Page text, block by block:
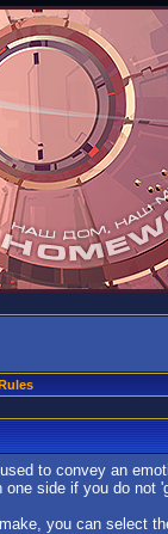
to convey an
side if you do
you can select